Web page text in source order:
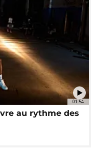
01:54
au rythme des